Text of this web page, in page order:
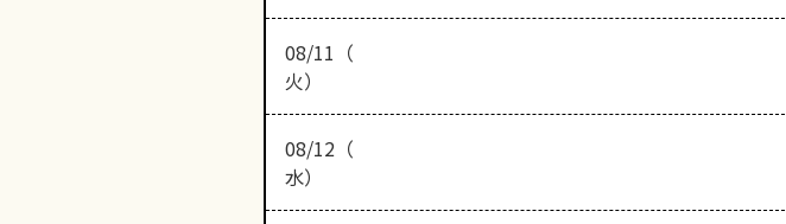
08/11（
火）
08/12（
水）